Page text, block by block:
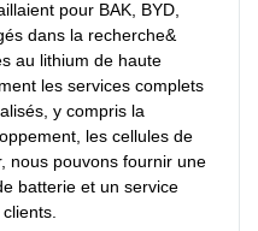
pour BAK, BYD,
dans la recherche&
au lithium de haute
les services complets
y compris la
les cellules de
nous pouvons fournir une
batterie et un service